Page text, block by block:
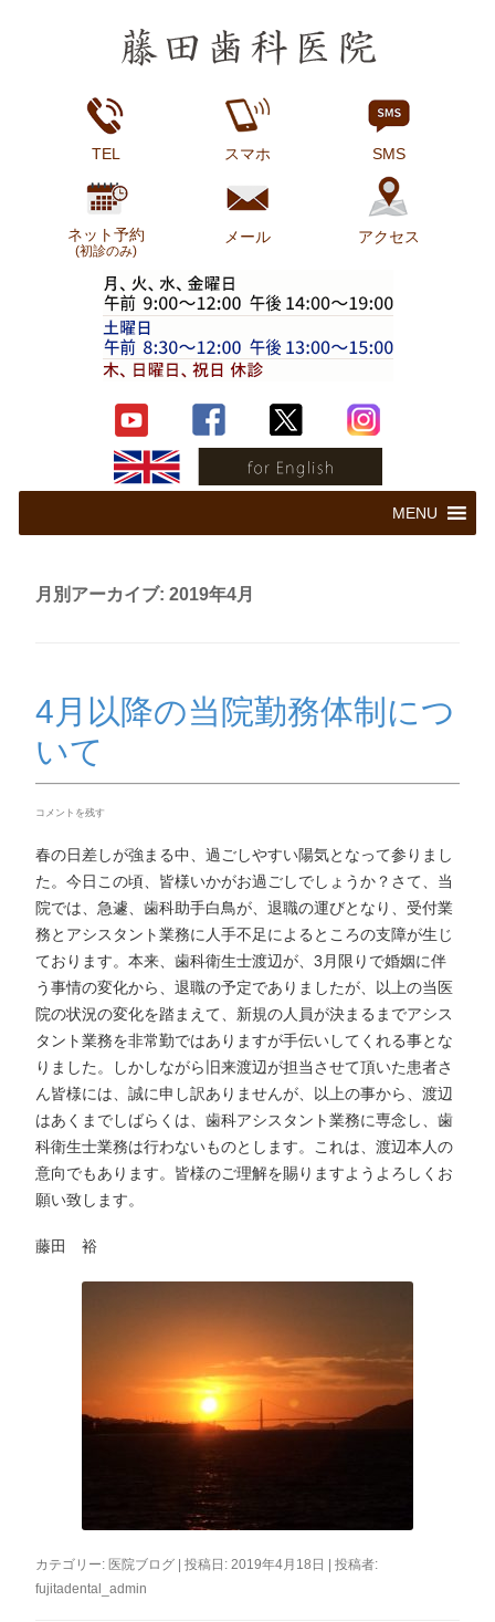
TEL スマホ SMS
ネット予約
(初診のみ)
メール アクセス
ツ
プ
MENU
月別アーカイブ:2019年4月
4月以降の当院勤務体制につ
いて
コメントを残す
春の日差しが強まる中、過ごしやすい陽気となって参りまし
た。今日この頃、皆様いかがお過ごしでしょうか？さて、当
院では、急遽、歯科助手白鳥が、退職の運びとなり、受付業
務とアシスタント業務に人手不足によるところの支障が生じ
ております。本来、歯科衛生士渡辺が、3月限りで婚姻に伴
う事情の変化から、退職の予定でありましたが、以上の当医
院の状況の変化を踏まえて、新規の人員が決まるまでアシス
タント業務を非常勤ではありますが手伝いしてくれる事とな
りました。しかしながら旧来渡辺が担当させて頂いた患者さ
ん皆様には、誠に申し訳ありませんが、以上の事から、渡辺
はあくまでしばらくは、歯科アシスタント業務に専念し、歯
科衛生士業務は行わないものとします。これは、渡辺本人の
意向でもあります。皆様のご理解を賜りますようよろしくお
願い致します。
藤田 裕
カテゴリー: 医院ブログ | 投稿日: 2019年4月18日 |投稿者:
fujitadental_admin